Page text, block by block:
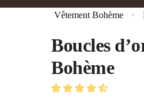
Vêtement Bohème »
Boucles
Bohème